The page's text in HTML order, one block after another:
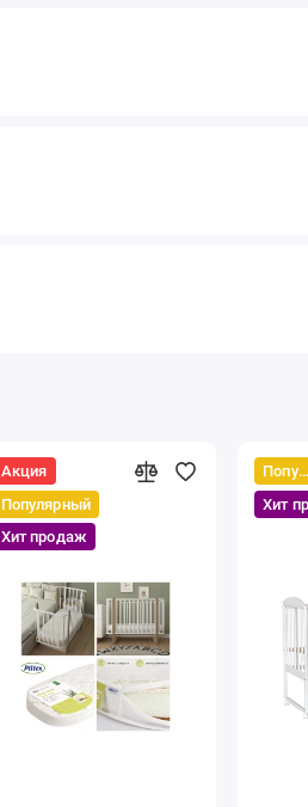
Акция
Популярный
Хит продаж
Популярный
Хит